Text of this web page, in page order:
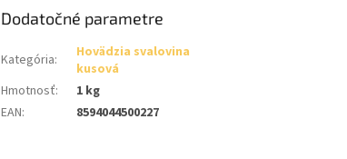
Dodatočné parametre
Kategória:
Hovädzia svalovina
kusová
Hmotnosť:
1 kg
EAN: 8594044500227